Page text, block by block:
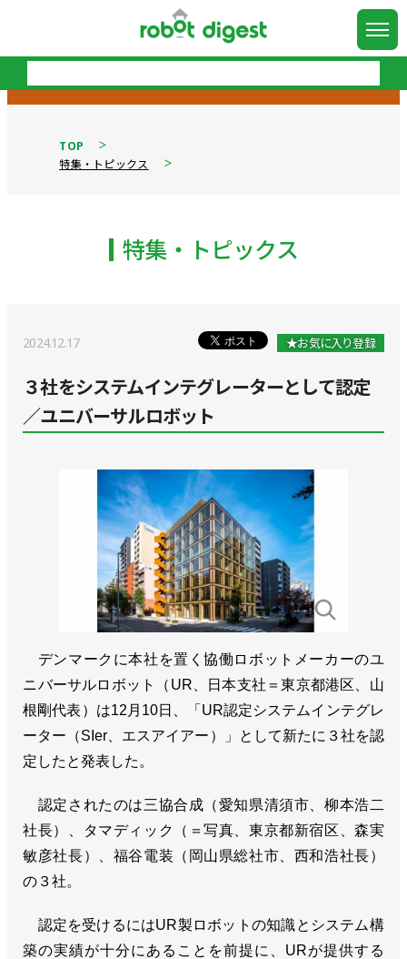
TOP
特集・トピックス
特集・トピックス
2024.12.17 ★お気に入り登録
３社をシステムインテグレーターとして認定
／ユニバーサルロボット
デンマークに本社を置く協働ロボットメーカーのユ
ニバーサルロボット（UR、日本支社＝東京都港区、山
根剛代表）は12月10日、「UR認定システムインテグレ
ーター（SIer、エスアイアー）」として新たに３社を認
定したと発表した。
認定されたのは三協合成（愛知県清須市、柳本浩二
社長）、タマディック（＝写真、東京都新宿区、森実
敏彦社長）、福谷電装（岡山県総社市、西和浩社長）
の３社。
認定を受けるにはUR製ロボットの知識とシステム構
築の実績が十分にあることを前提に、URが提供する